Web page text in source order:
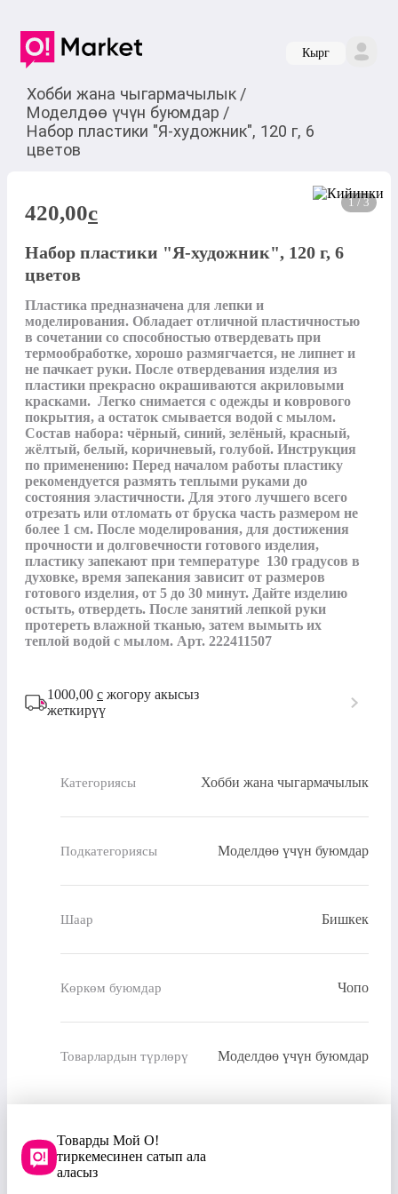
Кырг
Хобби жана чыгармачылык /
Моделдөө үчүн буюмдар /
Набор пластики "Я-художник", 120 г, 6
цветов
1 / 3
420,00c
Набор пластики "Я-художник", 120 г, 6
цветов
Пластика предназначена для лепки и
моделирования. Обладает отличной пластичностью
в сочетании со способностью отвердевать при
термообработке, хорошо размягчается, не липнет и
не пачкает руки. После отвердевания изделия из
пластики прекрасно окрашиваются акриловыми
красками.  Легко снимается с одежды и коврового
покрытия, а остаток смывается водой с мылом.
Состав набора: чёрный, синий, зелёный, красный,
жёлтый, белый, коричневый, голубой. Инструкция
по применению: Перед началом работы пластику
рекомендуется размять теплыми руками до
состояния эластичности. Для этого лучшего всего
отрезать или отломать от бруска часть размером не
более 1 см. После моделирования, для достижения
прочности и долговечности готового изделия,
пластику запекают при температуре  130 градусов в
духовке, время запекания зависит от размеров
готового изделия, от 5 до 30 минут. Дайте изделию
остыть, отвердеть. После занятий лепкой руки
протереть влажной тканью, затем вымыть их
теплой водой с мылом. Арт. 222411507
1000,00 с жогору акысыз
жеткирүү
Категориясы Хобби жана чыгармачылык
Подкатегориясы Моделдөө үчүн буюмдар
Шаар Бишкек
Көркөм буюмдар Чопо
Товарлардын түрлөрү Моделдөө үчүн буюмдар
Товарды Мой О!
тиркемесинен сатып ала
аласыз